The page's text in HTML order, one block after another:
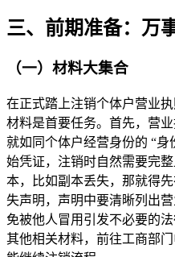
三、前期准备：万
（一）材料大集合
在正式踏上注销个体户营业
材料是首要任务。首先，营
就如同个体户经营身份的 “
始凭证，注销时自然需要完
本，比如副本丢失，那就得
失声明，声明中要清晰列出
免被他人冒用引发不必要的
其他相关材料，前往工商部